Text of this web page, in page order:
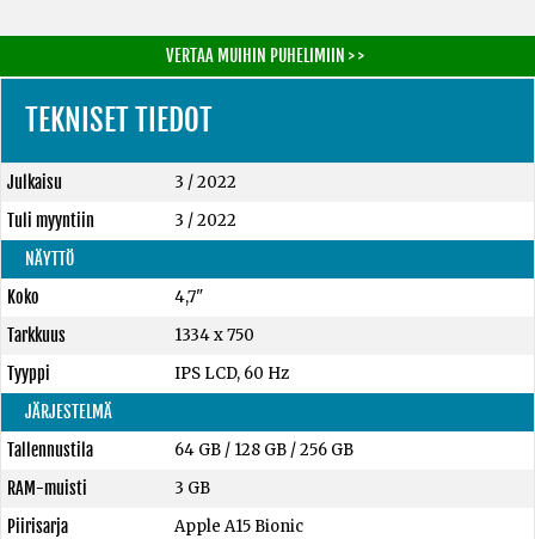
VERTAA MUIHIN PUHELIMIIN > >
TEKNISET TIEDOT
Julkaisu
3 / 2022
Tuli myyntiin
3 / 2022
NÄYTTÖ
Koko
4,7"
Tarkkuus
1334 x 750
Tyyppi
IPS LCD, 60 Hz
JÄRJESTELMÄ
Tallennustila
64 GB/ 128 GB/256 GB
RAM-muisti
3 GB
Piirisarja
Apple A15 Bionic